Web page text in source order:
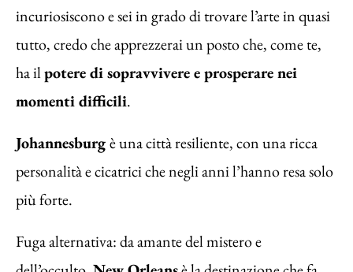
incuriosiscono e sei in grado di trovare l’arte in quasi
tutto, credo che apprezzerai un posto che, come te,
ha ilpotere di sopravvivere e prosperare nei
momenti difficili.
Johannesburgè una città resiliente, con una ricca
personalità e cicatrici che negli anni l’hanno resa solo
più forte.
Fuga alternativa: da amante del mistero e